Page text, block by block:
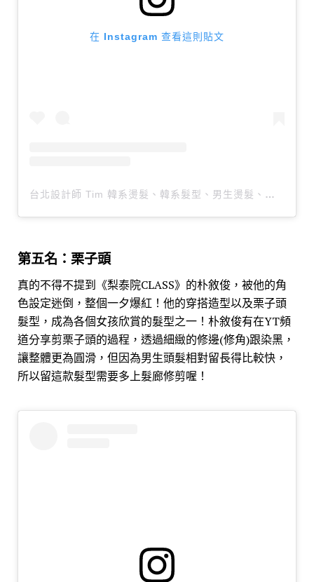
在 Instagram 查看這則貼文
台北設計師 Tim 韓系燙髮、韓系髮型、男生燙髮、特殊染（@ps51_tim）分享的貼文
第五名：栗子頭
真的不得不提到《梨泰院CLASS》的朴敘俊，被他的角
色設定迷倒，整個一夕爆紅！他的穿搭造型以及栗子頭
髮型，成為各個女孩欣賞的髮型之一！朴敘俊有在YT頻
道分享剪栗子頭的過程，透過細緻的修邊(修角)跟染黑，
讓整體更為圓滑，但因為男生頭髮相對留長得比較快，
所以留這款髮型需要多上髮廊修剪喔！